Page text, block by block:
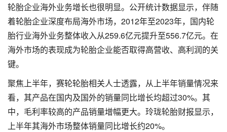
轮胎企业海外业务增长也很明显。公开统计数据显示，伴随
着轮胎企业深度布局海外市场，2012年至2023年，国内轮
胎行业海外业务整体收入从259.6亿元提升至556.7亿元。在
海外市场的表现成为轮胎企业能否取得高营收、高利润的关
键。
聚焦上半年，赛轮轮胎相关人士透露，从上半年销量情况来
看，其产品在国内及国外的销量同比增长均超过30%。其
中，毛利率较高的产品销量增幅更大。玲珑轮胎财报显示，
上半年其海外市场整体销量同比增长约20%。